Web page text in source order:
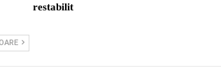
restabilit